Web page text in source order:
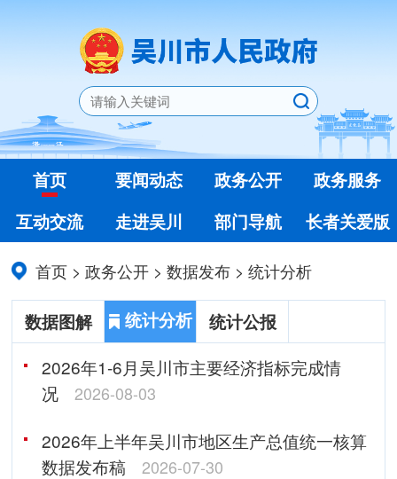
首页 要闻动态 政务公开
政务服务
互动交流
走进吴川 部门导航 长者关爱版
首页 >政务公开 >数据发布 >统计分析
数据图解 统计分析
统计公报
2026年1-6月吴川市主要经济指标完成情
况
2026-08-03
2026年上半年吴川市地区生产总值统一核算
数据发布稿
2026-07-30